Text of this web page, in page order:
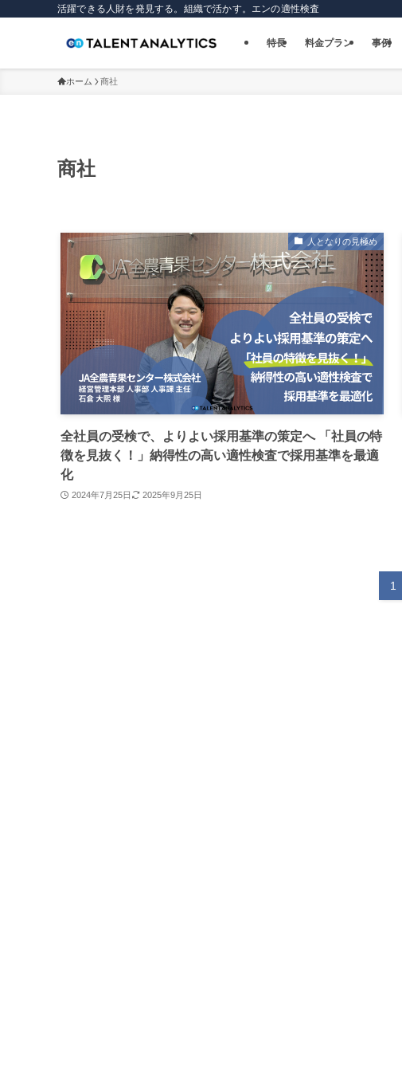
活躍できる人財を発見する。組織で活かす。エンの適性検査
特長 料金プラン 事例
ホーム 商社
商社
人となりの見極め
全社員の受検で、よりよい採用基準の策定へ 「社員の特
徴を見抜く！」納得性の高い適性検査で採用基準を最適
化
2024年7月25日 2025年9月25日
1